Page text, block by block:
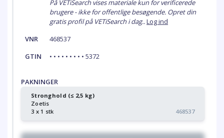
På VETiSearch vises materiale kun for verificerede
brugere - ikke for offentlige besøgende. Opret din
gratis profil på VETiSearch i dag..Log ind
VNR
468537
GTIN
• • • • • • • • • 5372
PAKNINGER
Stronghold (≤ 2,5 kg)
Zoetis
3 x 1 stk
468537